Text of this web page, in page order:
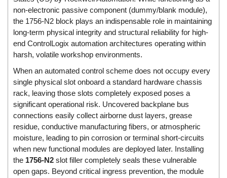
Di-Soric
Dixon Valve
Doctor Led Vietnam
DOLD - Autho ANS
Dold Vietnam
Dongdo Tech
Donghwa Valve
Dongkun
Dosing Pump
DR. NEUMANN Peltier-Technik
Driesen Kern
non-electronic passive component (dummy/blank module),
the 1756-N2 block plays an indispensable role in maintaining
long-term physical integrity and structural reliability for high-
end ControlLogix automation architectures operating within
harsh, volatile workshop environments.
When an automated control scheme does not occupy every
single physical slot onboard a standard hardware chassis
rack, leaving those slots completely exposed poses a
significant operational risk. Uncovered backplane bus
connections easily collect airborne dust layers, grease
residue, conductive manufacturing fibers, or atmospheric
moisture, leading to pin corrosion or terminal short-circuits
when new functional modules are deployed later. Installing
the 1756-N2 slot filler completely seals these vulnerable
open gaps. Beyond critical ingress prevention, the module